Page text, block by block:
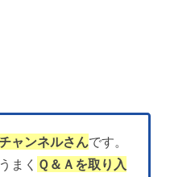
ャンネルさんです。
まく Ｑ＆Ａを取り入